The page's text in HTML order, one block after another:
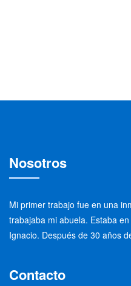
Nosotros
Mi primer trabajo fue en una
trabajaba mi abuela. Estaba
Ignacio. Después de 30 años
Contacto